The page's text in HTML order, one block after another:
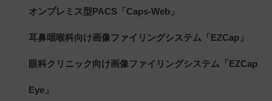
オンプレミス型PACS「Caps-Web」
耳鼻咽喉科向け画像ファイリングシステム「EZCap」
眼科クリニック向け画像ファイリングシステム「EZCap
Eye」